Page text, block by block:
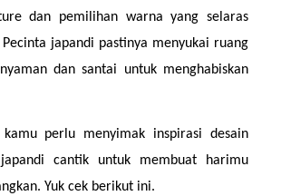
dan pemilihan warna yang selaras
japandi pastinya menyukai ruang
dan santai untuk menghabiskan
perlu menyimak inspirasi desain
cantik untuk membuat harimu
Yuk cek berikut ini.